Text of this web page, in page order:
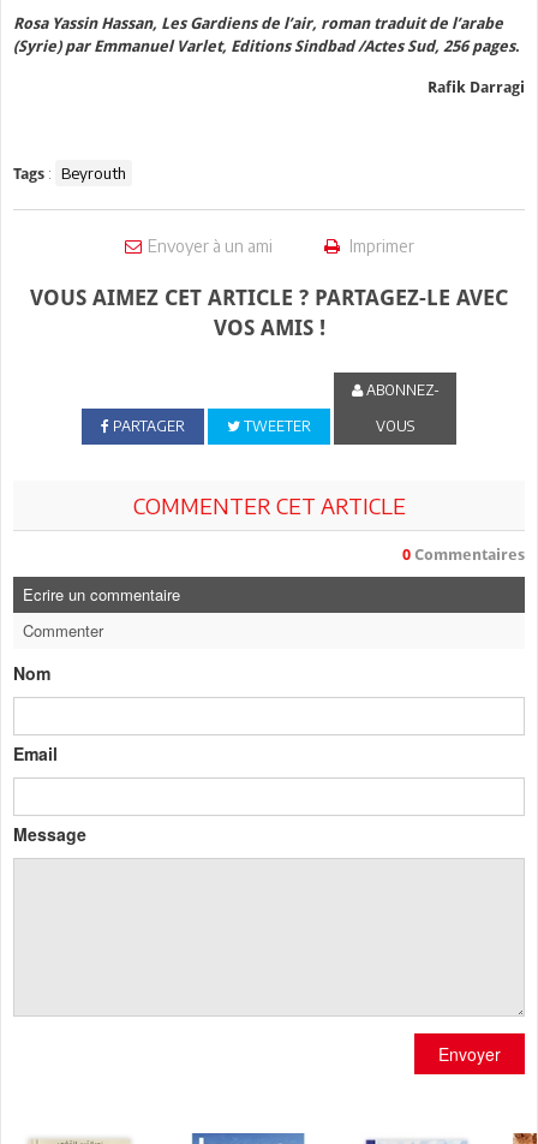
Rosa Yassin Hassan, Les Gardiens de l’air, roman traduit de l’arabe
(Syrie) par Emmanuel Varlet, Editions Sindbad /Actes Sud, 256 pages.
Rafik Darragi
Tags : Beyrouth
Envoyer à un ami Imprimer
VOUS AIMEZ CET ARTICLE ? PARTAGEZ-LE AVEC
VOS AMIS !
PARTAGER TWEETER
ABONNEZ-
VOUS
COMMENTER CET ARTICLE
0 Commentaires
Ecrire un commentaire
Commenter
Nom
Email
Message
Envoyer